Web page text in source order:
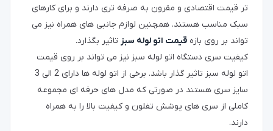
تر قیمت اقتصادی و مقرون به صرفه تری دارند و برای کارهای
سبک مناسب هستند. همچنین لوازم جانبی های همراه نیز می
تواند بر روی بازه قیمت اتو لوله سبز تاثیر بگذارد.
کیفیت سری دستگاه اتو لوله سبز نیز می تواند بر روی قیمت
اتو لوله سبز تاثیر گذار باشد. برخی از اتو لوله ها دارای 2 الی 3
سایز سری هستند در صورتی که مدل های حرفه ای مجموعه
کاملی از سری های پوشش تفلون و کیفیت بالا را به همراه
دارند.